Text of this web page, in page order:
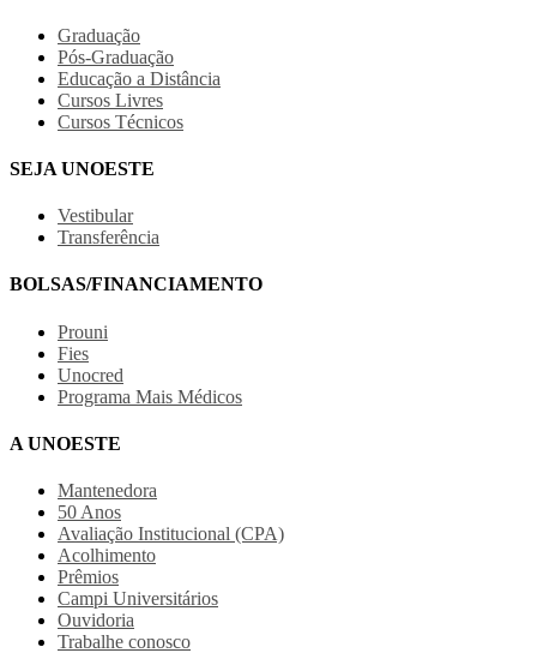
Graduação
Pós-Graduação
Educação a Distância
Cursos Livres
Cursos Técnicos
SEJA UNOESTE
Vestibular
Transferência
BOLSAS/FINANCIAMENTO
Prouni
Fies
Unocred
Programa Mais Médicos
A UNOESTE
Mantenedora
50 Anos
Avaliação Institucional (CPA)
Acolhimento
Prêmios
Campi Universitários
Ouvidoria
Trabalhe conosco